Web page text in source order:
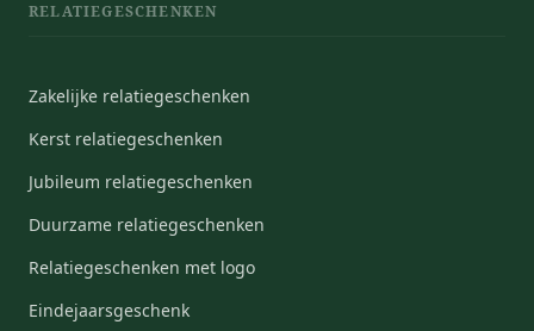
RELATIEGESCHENKEN
Zakelijke relatiegeschenken
Kerst relatiegeschenken
Jubileum relatiegeschenken
Duurzame relatiegeschenken
Relatiegeschenken met logo
Eindejaarsgeschenk